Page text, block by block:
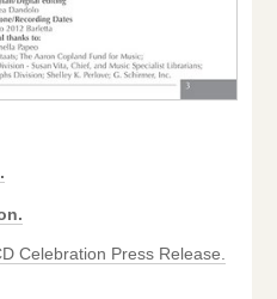
Celebration Press Release.